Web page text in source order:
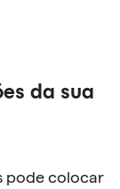
da sua
pode colocar